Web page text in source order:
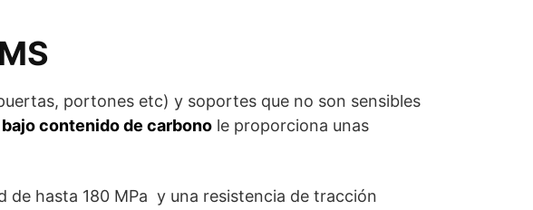
portones etc) y soportes que no son sensibles
bajo contenido de carbono le proporciona unas
de hasta 180 MPa y una resistencia de tracción